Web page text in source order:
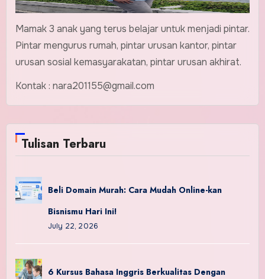
Mamak 3 anak yang terus belajar untuk menjadi pintar.
Pintar mengurus rumah, pintar urusan kantor, pintar
urusan sosial kemasyarakatan, pintar urusan akhirat.
Kontak : nara201155@gmail.com
Tulisan Terbaru
Beli Domain Murah: Cara Mudah Online-kan
Bisnismu Hari Ini!
July 22, 2026
6 Kursus Bahasa Inggris Berkualitas Dengan